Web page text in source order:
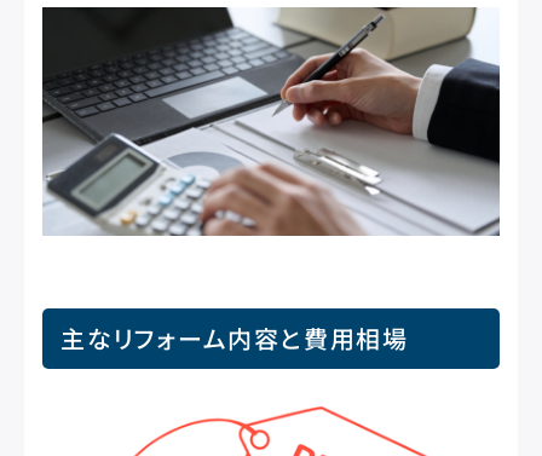
主なリフォーム内容と費用相場